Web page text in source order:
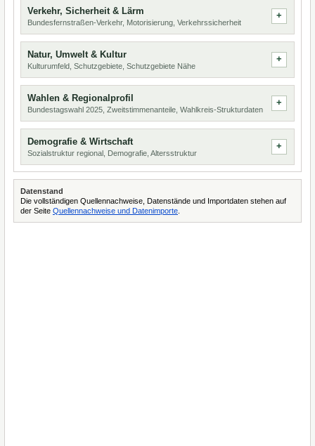
Verkehr, Sicherheit & Lärm
Bundesfernstraßen-Verkehr, Motorisierung, Verkehrssicherheit
Natur, Umwelt & Kultur
Kulturumfeld, Schutzgebiete, Schutzgebiete Nähe
Wahlen & Regionalprofil
Bundestagswahl 2025, Zweitstimmenanteile, Wahlkreis-Strukturdaten
Demografie & Wirtschaft
Sozialstruktur regional, Demografie, Altersstruktur
Datenstand
Die vollständigen Quellennachweise, Datenstände und Importdaten stehen auf
der Seite Quellennachweise und Datenimporte